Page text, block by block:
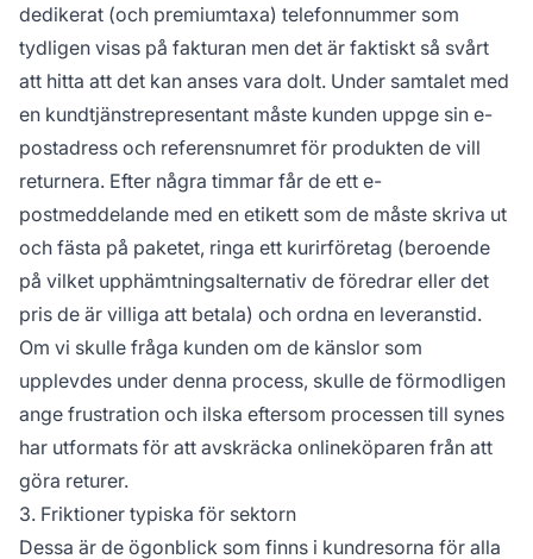
dedikerat (och premiumtaxa) telefonnummer som
tydligen visas på fakturan men det är faktiskt så svårt
att hitta att det kan anses vara dolt. Under samtalet med
en kundtjänstrepresentant måste kunden uppge sin e-
postadress och referensnumret för produkten de vill
returnera. Efter några timmar får de ett e-
postmeddelande med en etikett som de måste skriva ut
och fästa på paketet, ringa ett kurirföretag (beroende
på vilket upphämtningsalternativ de föredrar eller det
pris de är villiga att betala) och ordna en leveranstid.
Om vi skulle fråga kunden om de känslor som
upplevdes under denna process, skulle de förmodligen
ange frustration och ilska eftersom processen till synes
har utformats för att avskräcka onlineköparen från att
göra returer.
3. Friktioner typiska för sektorn
Dessa är de ögonblick som finns i kundresorna för alla